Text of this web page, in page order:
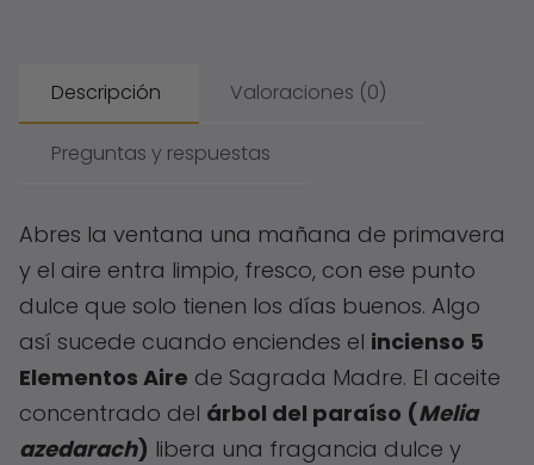
Sagrada
cantidad
Descripción Valoraciones (0)
Preguntas y respuestas
Abres la ventana una mañana de primavera
y el aire entra limpio, fresco, con ese punto
dulce que solo tienen los días buenos. Algo
así sucede cuando enciendes el incienso 5
Elementos Aire de Sagrada Madre. El aceite
concentrado del árbol del paraíso (Melia
azedarach) libera una fragancia dulce y